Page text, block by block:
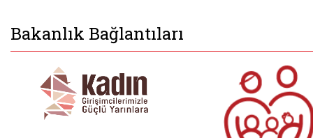
Bakanlık Bağlantıları